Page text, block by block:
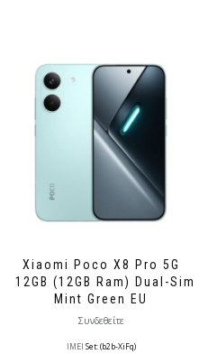
Xiaomi Poco X8 Pro 5G
512GB (12GB Ram) Dual-Sim
Mint Green EU
Συνδεθείτε
IMEI Set: (b2b-XiFq)